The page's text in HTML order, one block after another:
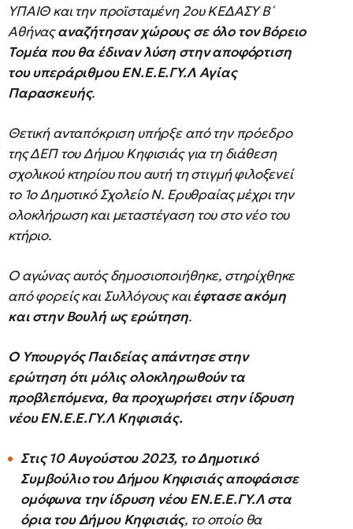
ΥΠΑΙΘ και την προϊσταμένη 2ου ΚΕΔΑΣΥ Β΄
Αθήναςαναζήτησαν χώρους σε όλο τον Βόρειο
Τομέα που θα έδιναν λύση στην αποφόρτιση
του υπεράριθμου ΕΝ.Ε.Ε.ΓΥ.Λ Αγίας
Παρασκευής.
Θετική ανταπόκριση υπήρξε από την πρόεδρο
της ΔΕΠ του Δήμου Κηφισιάς για τη διάθεση
σχολικού κτηρίου που αυτή τη στιγμή φιλοξενεί
το 1ο Δημοτικό Σχολείο Ν. Ερυθραίας μέχρι την
ολοκλήρωση και μεταστέγαση του στο νέο του
κτήριο.
Ο αγώνας αυτός δημοσιοποιήθηκε, στηρίχθηκε
από φορείς και Συλλόγους καιέφτασε ακόμη
και στην Βουλή ως ερώτηση.
Ο Υπουργός Παιδείας απάντησε στην
ερώτηση ότι μόλις ολοκληρωθούν τα
προβλεπόμενα, θα προχωρήσει στην ίδρυση
νέου ΕΝ.Ε.Ε.ΓΥ.Λ Κηφισιάς.
Στις 10 Αυγούστου 2023, το Δημοτικό
Συμβούλιο του Δήμου Κηφισιάς αποφάσισε
ομόφωνα την ίδρυση νέου ΕΝ.Ε.Ε.ΓΥ.Λ στα
όρια του Δήμου Κηφισιάς, το οποίο θα